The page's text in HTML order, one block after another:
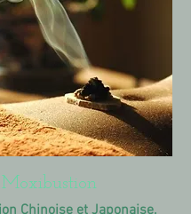
Moxibustion